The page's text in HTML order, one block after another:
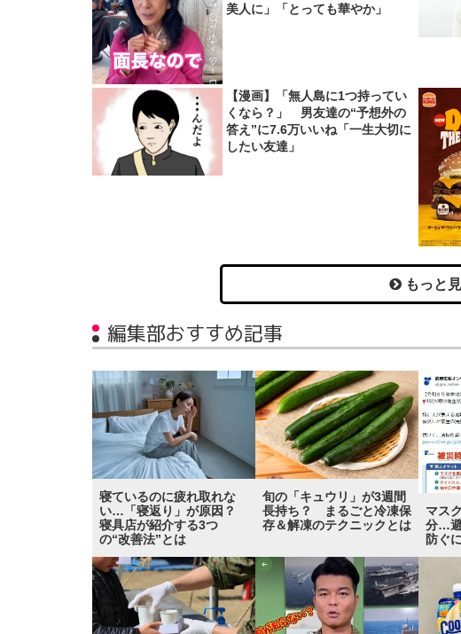
美人に」「とっても華やか」
【漫画】「無人島に1つ持ってい
くなら？」 男友達の“予想外の
答え”に7.6万いいね「一生大切に
したい友達」
もっと
編集部おすすめ記事
寝ているのに疲れ取れな
い…「寝返り」が原因？
寝具店が紹介する3つ
の“改善法”とは
旬の「キュウリ」が3週間
長持ち？ まるごと冷凍保
存＆解凍のテクニックとは
マス
分…
防ぐ